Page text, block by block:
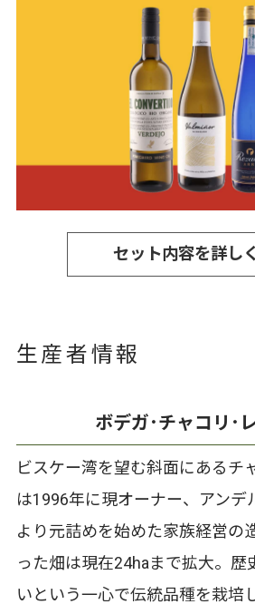
セット内容を詳し
生産者情報
ボデガ･チャコリ･
ビスケー湾を望む斜面にあるチ
は1996年に現オーナー、アンデ
より元詰めを始めた家族経営の
った畑は現在24haまで拡大。歴
いという一心で伝統品種を栽培